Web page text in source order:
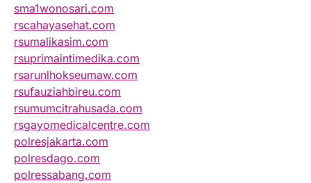
sma1wonosari.com
rscahayasehat.com
rsumalikasim.com
rsuprimaintimedika.com
rsarunlhokseumaw.com
rsufauziahbireu.com
rsumumcitrahusada.com
rsgayomedicalcentre.com
polresjakarta.com
polresdago.com
polressabang.com